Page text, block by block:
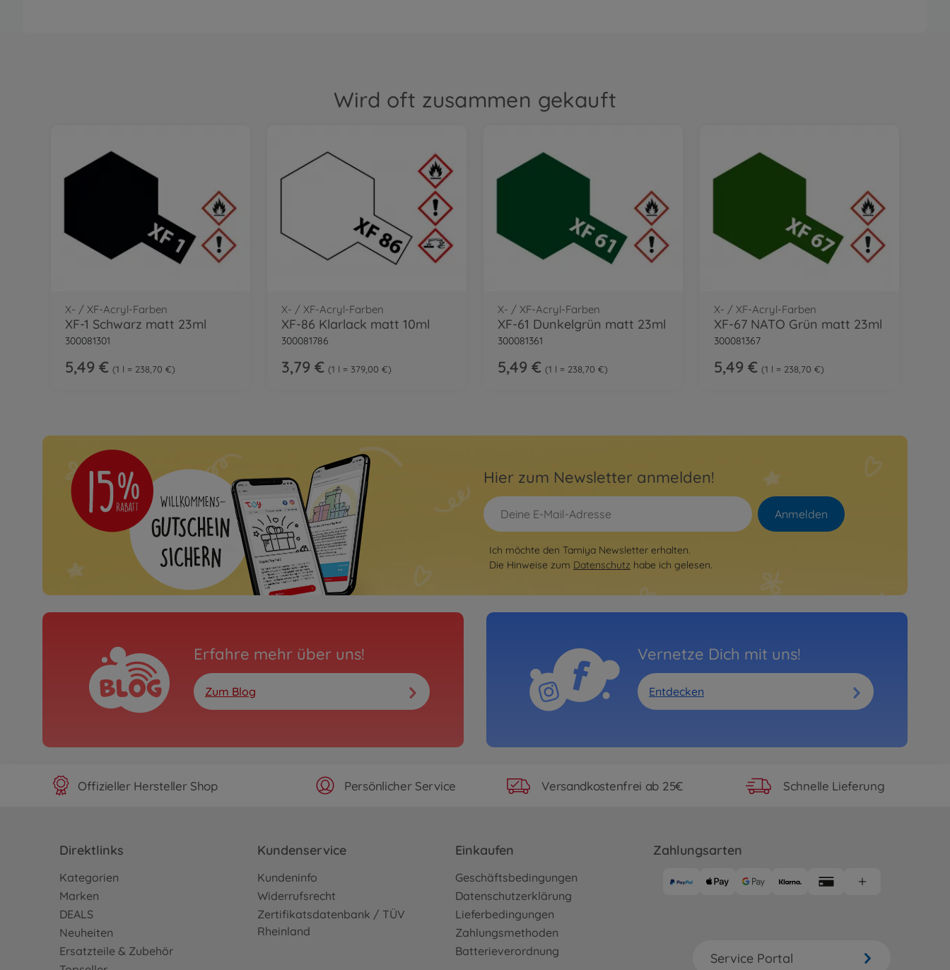
Wird oft zusammen gekauft
X- / XF-Acryl-Farben
XF-1 Schwarz matt 23ml
300081301
5,49 € 1 l = 238,70 €
X- / XF-Acryl-Farben
XF-86 Klarlack matt 10ml
300081786
3,79 € 1 l = 379,00 €
X- / XF-Acryl-Farben
XF-61 Dunkelgrün matt 23ml
300081361
5,49 € 1 l = 238,70 €
X- / XF-Acryl-Farben
XF-67 NATO Grün matt 23ml
300081367
5,49 € 1 l = 238,70 €
Hier zum Newsletter anmelden!
Anmelden
Ich möchte den Tamiya Newsletter erhalten.
Die Hinweise zum Datenschutz habe ich gelesen.
Erfahre mehr über uns!
Zum Blog
Vernetze Dich mit uns!
Entdecken
Offizieller Hersteller Shop Persönlicher Service Versandkostenfrei ab 25€ Schnelle Lieferung
Direktlinks
Kategorien
Marken
DEALS
Neuheiten
Ersatzteile & Zubehör
Kundenservice
Kundeninfo
Widerrufsrecht
Zertifikatsdatenbank / TÜV
Rheinland
Einkaufen
Geschäftsbedingungen
Datenschutzerklärung
Lieferbedingungen
Zahlungsmethoden
Batterieverordnung
Zahlungsarten
Service Portal